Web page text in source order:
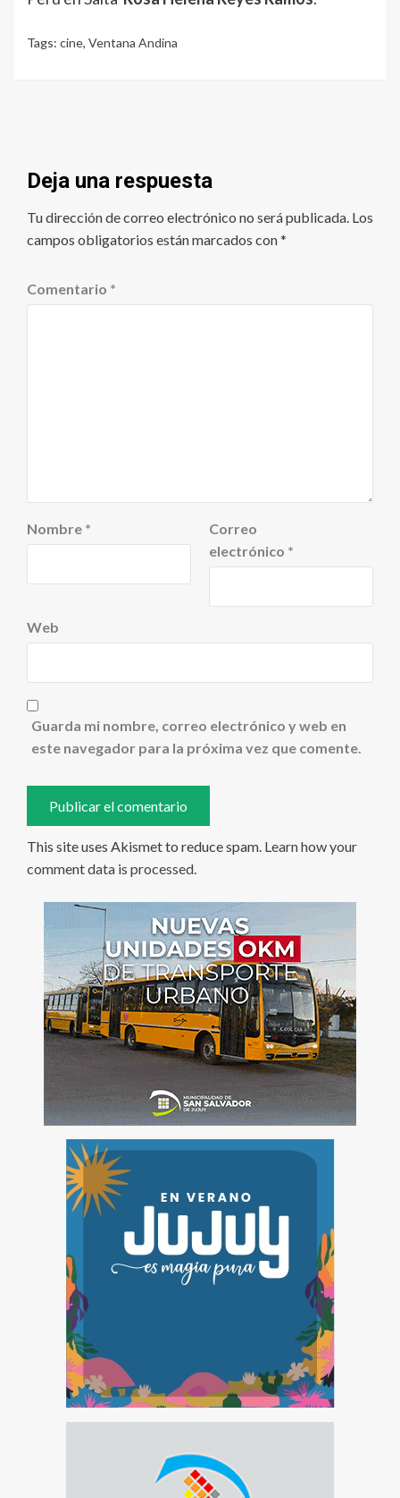
Tags: cine, Ventana Andina
Deja una respuesta
Tu dirección de correo electrónico no será publicada. Los
campos obligatorios están marcados con*
Comentario *
Nombre *
Correo
electrónico *
Web
Guarda mi nombre, correo electrónico y web en
este navegador para la próxima vez que comente.
This site uses Akismet to reduce spam. Learn how your
comment data is processed.